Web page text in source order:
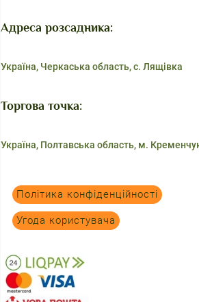
Адреса розсадника:
Україна, Черкаська область, с. Лящівка
Торгова точка:
Україна, Полтавська область, м.
Політика конфіденційності
Угода користувача